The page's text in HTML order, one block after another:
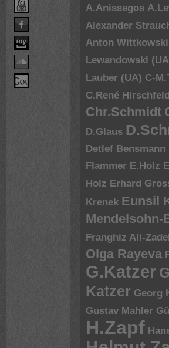
A.Anissegos
Alexander
Anton
Lewandowski
Lauber (UA) C-
C.René
Chr.Schmidt
D.Glaus
Detlef Bensmann
Flammer E.Holz
Holz Erhard
Krenek Eunsil
Mendelsohn-
Franghiz Ali-
Olga Rayeva
G.Katzer
Katzer Georg
Gustav Mahler
H.Zapf